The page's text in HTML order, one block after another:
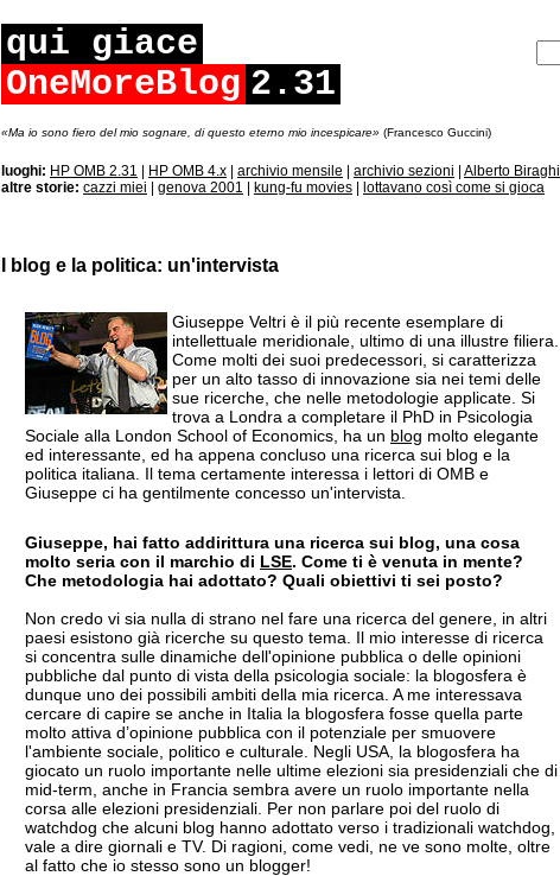
qui giace
OneMoreBlog 2.31
«Ma io sono fiero del mio sognare, di questo eterno mio incespicare» (Francesco Guccini)
luoghi: HP OMB 2.31 HP OMB 4.x archivio mensile archivio sezioni
Alberto Biraghi
altre storie: cazzi miei genova 2001 kung-fu movies lottavano così come si gioca
I blog e la politica: un'intervista
Giuseppe Veltri è il più recente esemplare di
intellettuale meridionale, ultimo di una illustre filiera.
Come molti dei suoi predecessori, si caratterizza
per un alto tasso di innovazione sia nei temi delle
sue ricerche, che nelle metodologie applicate. Si
trova a Londra a completare il PhD in Psicologia
Sociale alla London School of Economics, ha un blog molto elegante
ed interessante, ed ha appena concluso una ricerca sui blog e la
politica italiana. Il tema certamente interessa i lettori di OMB e
Giuseppe ci ha gentilmente concesso un'intervista.
Giuseppe, hai fatto addirittura una ricerca sui blog, una cosa
molto seria con il marchio di LSE. Come ti è venuta in mente?
Che metodologia hai adottato? Quali obiettivi ti sei posto?
Non credo vi sia nulla di strano nel fare una ricerca del genere, in altri
paesi esistono già ricerche su questo tema. Il mio interesse di ricerca
si concentra sulle dinamiche dell'opinione pubblica o delle opinioni
pubbliche dal punto di vista della psicologia sociale: la blogosfera è
dunque uno dei possibili ambiti della mia ricerca. A me interessava
cercare di capire se anche in Italia la blogosfera fosse quella parte
molto attiva d’opinione pubblica con il potenziale per smuovere
l'ambiente sociale, politico e culturale. Negli USA, la blogosfera ha
giocato un ruolo importante nelle ultime elezioni sia presidenziali che di
mid-term, anche in Francia sembra avere un ruolo importante nella
corsa alle elezioni presidenziali. Per non parlare poi del ruolo di
watchdog che alcuni blog hanno adottato verso i tradizionali watchdog,
vale a dire giornali e TV. Di ragioni, come vedi, ne ve sono molte, oltre
al fatto che io stesso sono un blogger!